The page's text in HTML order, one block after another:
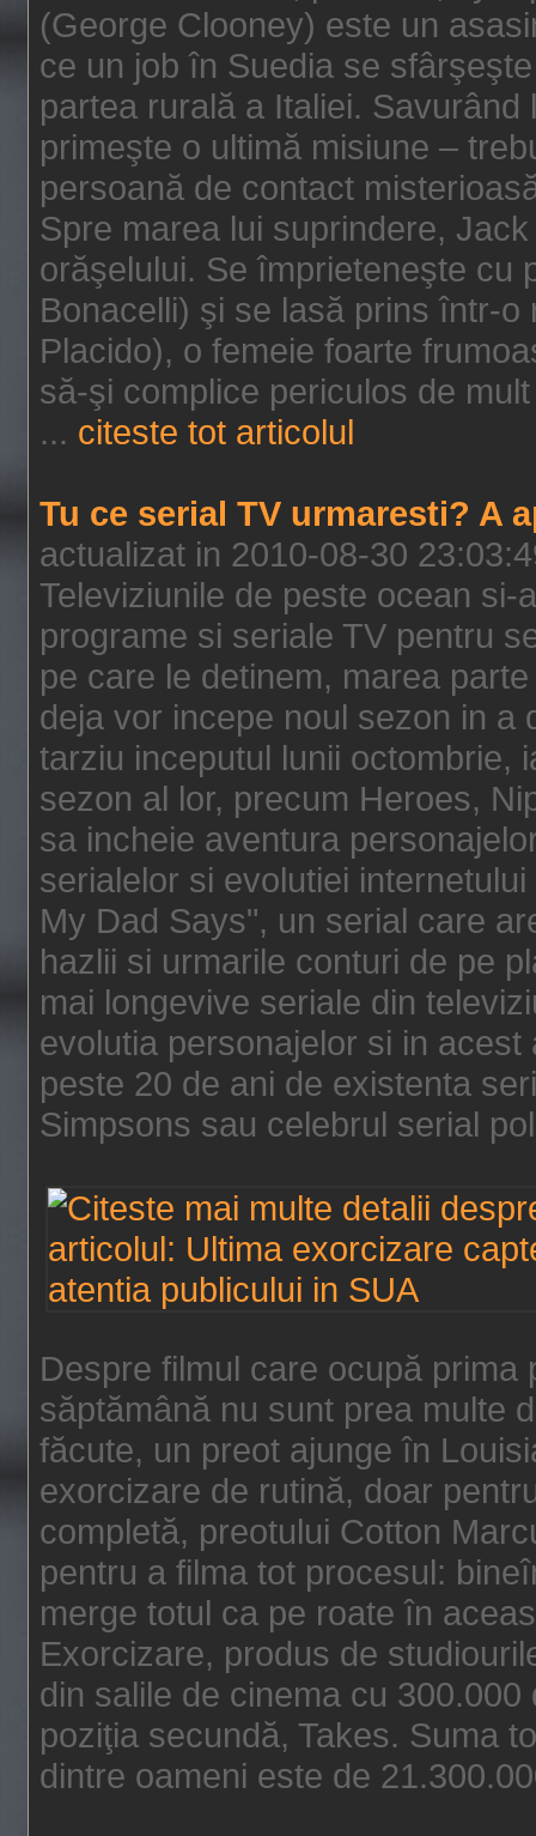
(George Clooney) este un
ce un job în Suedia se
partea rurală a Italiei.
primeşte o ultimă misiune –
persoană de contact
Spre marea lui suprindere,
orăşelului. Se împrieteneşte cu
Bonacelli) şi se lasă prins într-
Placido), o femeie foarte
să-şi complice periculos de
... citeste tot articolul
Tu ce serial TV urmaresti? A
actualizat in 2010-08-30
Televiziunile de peste ocean si-
programe si seriale TV pentru
pe care le detinem, marea
deja vor incepe noul sezon in a
tarziu inceputul lunii octombrie,
sezon al lor, precum Heroes,
sa incheie aventura
serialelor si evolutiei
My Dad Says", un serial care
hazlii si urmarile conturi de pe
mai longevive seriale din
evolutia personajelor si in
peste 20 de ani de existenta
Simpsons sau celebrul serial
Despre filmul care ocupă
săptămână nu sunt prea multe
făcute, un preot ajunge în
exorcizare de rutină, doar
completă, preotului Cotton
pentru a filma tot procesul:
merge totul ca pe roate în
Exorcizare, produs de
din salile de cinema cu
poziţia secundă, Takes. Suma
dintre oameni este de